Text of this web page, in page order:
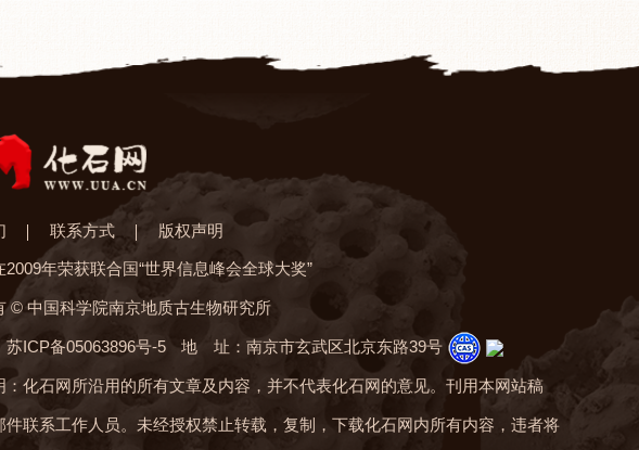
联系方式 版权声明
2009年荣获联合国“世界信息峰会全球大奖”
© 中国科学院南京地质古生物研究所
苏ICP备05063896号-5 地 址：南京市玄武区北京东路39号
：化石网所沿用的所有文章及内容，并不代表化石网的意见。刊用本网站稿
件联系工作人员。未经授权禁止转载，复制，下载化石网内所有内容，违者将